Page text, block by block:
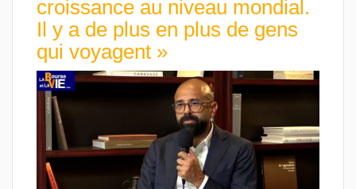
croissance au niveau mondial.
Il y a de plus en plus de gens
qui voyagent »